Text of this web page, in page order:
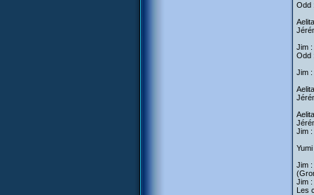
Odd
Jim :
Odd
Jim :
Jim :
Jim :
Jim :
Les